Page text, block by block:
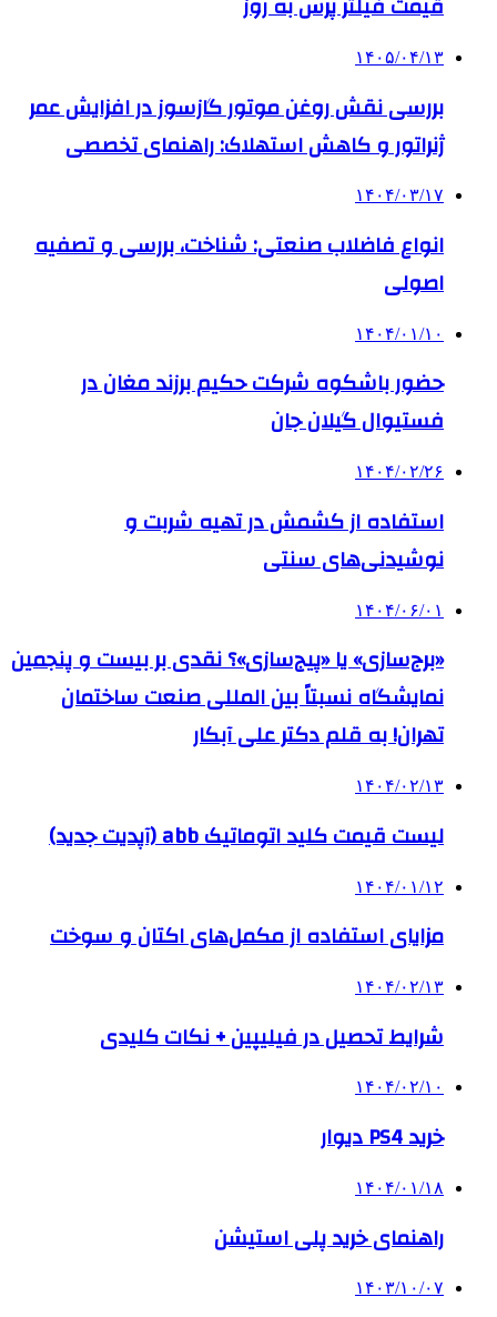
۱۴۰۵/۰۴/۱۳
بررسی نقش روغن موتور گازسوز در افزایش عمر
ژنراتور و کاهش استهلاک: راهنمای تخصصی
۱۴۰۴/۰۳/۱۷
انواع فاضلاب صنعتی: شناخت، بررسی و تصفیه
اصولی
۱۴۰۴/۰۱/۱۰
حضور باشکوه شرکت حکیم برزند مغان در
فستیوال گیلان جان
۱۴۰۴/۰۲/۲۶
استفاده از کشمش در تهیه شربت و
نوشیدنی‌های سنتی
۱۴۰۴/۰۶/۰۱
«برج‌سازی» یا «پیج‌سازی»؟ نقدی بر بیست و پنجمین
نمایشگاه نسبتاً بین المللی صنعت ساختمان
تهران! به قلم دکتر علی آبکار
۱۴۰۴/۰۲/۱۳
لیست قیمت کلید اتوماتیک abb (آپدیت جدید)
۱۴۰۴/۰۱/۱۲
مزایای استفاده از مکمل‌های اکتان و سوخت
۱۴۰۴/۰۲/۱۳
شرایط تحصیل در فیلیپین + نکات کلیدی
۱۴۰۴/۰۲/۱۰
خرید PS4 دیوار
۱۴۰۴/۰۱/۱۸
راهنمای خرید پلی استیشن
۱۴۰۳/۱۰/۰۷